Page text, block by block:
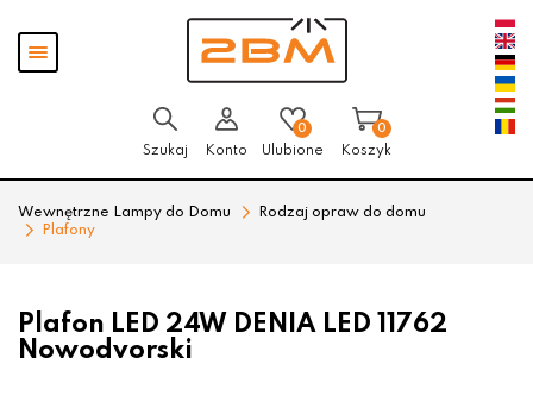
Pokaż
menu
Szukaj Konto
0
Ulubione
0
Koszyk
Wewnętrzne Lampy do Domu
Rodzaj opraw do domu
Plafony
Plafon LED 24W DENIA LED 11762
Nowodvorski